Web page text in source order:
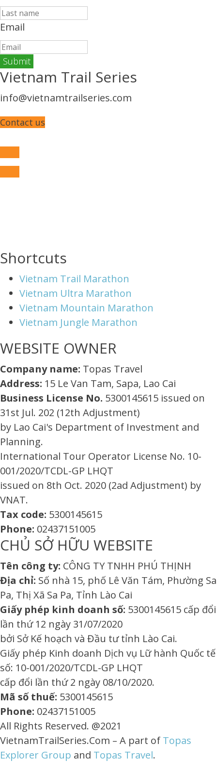
Email
Vietnam Trail Series
info@vietnamtrailseries.com
Contact us
Shortcuts
Vietnam Trail Marathon
Vietnam Ultra Marathon
Vietnam Mountain Marathon
Vietnam Jungle Marathon
WEBSITE OWNER
Company name: Topas Travel
Address: 15 Le Van Tam, Sapa, Lao Cai
Business License No. 5300145615 issued on
31st Jul. 202 (12th Adjustment)
by Lao Cai's Department of Investment and
Planning.
International Tour Operator License No. 10-
001/2020/TCDL-GP LHQT
issued on 8th Oct. 2020 (2ad Adjustment) by
VNAT.
Tax code: 5300145615
Phone: 02437151005
CHỦ SỞ HỮU WEBSITE
Tên công ty: CÔNG TY TNHH PHÚ THỊNH
Địa chỉ: Số nhà 15, phố Lê Văn Tám, Phường Sa
Pa, Thị Xã Sa Pa, Tỉnh Lào Cai
Giấy phép kinh doanh số: 5300145615 cấp đổi
lần thứ 12 ngày 31/07/2020
bởi Sở Kế hoạch và Đầu tư tỉnh Lào Cai.
Giấy phép Kinh doanh Dịch vụ Lữ hành Quốc tế
số: 10-001/2020/TCDL-GP LHQT
cấp đổi lần thứ 2 ngày 08/10/2020.
Mã số thuế: 5300145615
Phone: 02437151005
All Rights Reserved. @2021
VietnamTrailSeries.Com – A part of Topas
Explorer Group and Topas Travel.